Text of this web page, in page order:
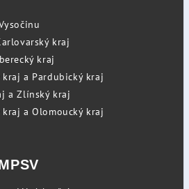
kraj
kraj
kraj a Pardubický kraj
a Zlínský kraj
kraj a Olomoucký kraj